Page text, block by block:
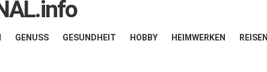
GENUSS GESUNDHEIT HOBBY HEIMWERKEN REISEN